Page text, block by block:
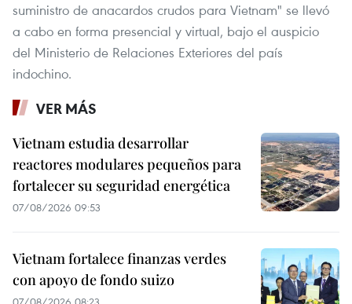
suministro de anacardos crudos para Vietnam" se llevó
a cabo en forma presencial y virtual, bajo el auspicio
del Ministerio de Relaciones Exteriores del país
indochino.
VER MÁS
Vietnam estudia desarrollar
reactores modulares pequeños para
fortalecer su seguridad energética
07/08/2026 09:53
Vietnam fortalece finanzas verdes
con apoyo de fondo suizo